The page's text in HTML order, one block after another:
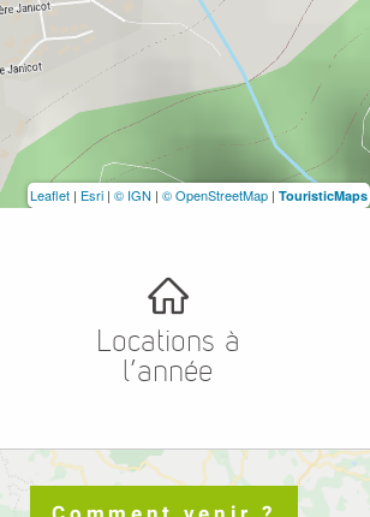
Leaflet | Esri | © IGN | © OpenStreetMap | TouristicMaps
Locations à
l’année